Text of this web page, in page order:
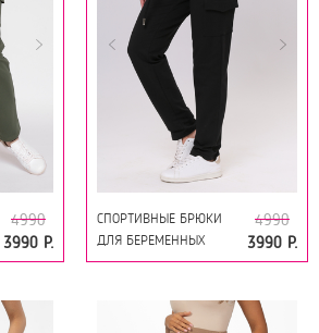
4990
3990 Р.
СПОРТИВНЫЕ БРЮКИ
ДЛЯ БЕРЕМЕННЫХ
16163 ЧЕРНЫЙ
4990
3990 Р.